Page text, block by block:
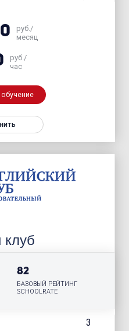
руб./
месяц
руб./
час
клуб
3
82
БАЗОВЫЙ РЕЙТИНГ
SCHOOLRATE